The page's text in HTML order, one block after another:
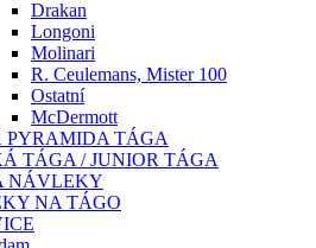
Drakan
Longoni
Molinari
R. Ceulemans, Mister 100
Ostatní
McDermott
PYRAMIDA TÁGA
TÁGA / JUNIOR TÁGA
NÁVLEKY
NA TÁGO